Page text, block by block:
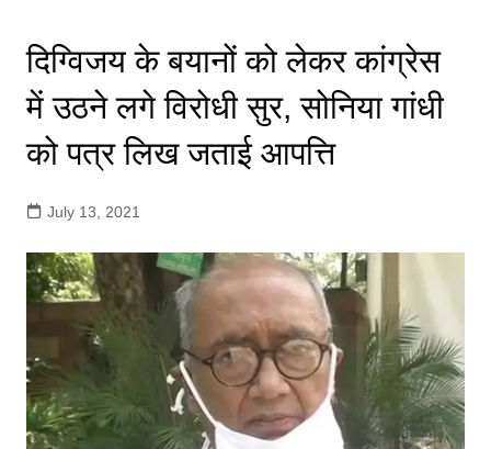
दिग्विजय के बयानों को लेकर कांग्रेस
में उठने लगे विरोधी सुर, सोनिया गांधी
को पत्र लिख जताई आपत्ति
July 13, 2021